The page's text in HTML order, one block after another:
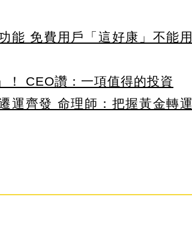
能 免費用戶「這好康」不能用
！ CEO讚：一項值得的投資
運齊發 命理師：把握黃金轉運